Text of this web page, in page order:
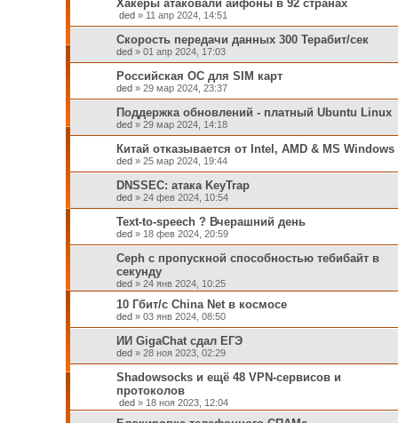
Хакеры атаковали айфоны в 92 странах
ded » 11 апр 2024, 14:51
Скорость передачи данных 300 Терабит/сек
ded » 01 апр 2024, 17:03
Российская ОС для SIM карт
ded » 29 мар 2024, 23:37
Поддержка обновлений - платный Ubuntu Linux
ded » 29 мар 2024, 14:18
Китай отказывается от Intel, AMD & MS Windows
ded » 25 мар 2024, 19:44
DNSSEC: атака KeyTrap
ded » 24 фев 2024, 10:54
Text-to-speech ? Вчерашний день
ded » 18 фев 2024, 20:59
Ceph c пропускной способностью тебибайт в
секунду
ded » 24 янв 2024, 10:25
10 Гбит/с China Net в космосе
ded » 03 янв 2024, 08:50
ИИ GigaChat сдал ЕГЭ
ded » 28 ноя 2023, 02:29
Shadowsocks и ещё 48 VPN-сервисов и
протоколов
ded » 18 ноя 2023, 12:04